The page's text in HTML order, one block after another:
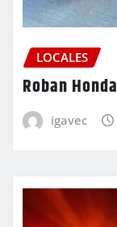
LOCALES
Roban
igavec